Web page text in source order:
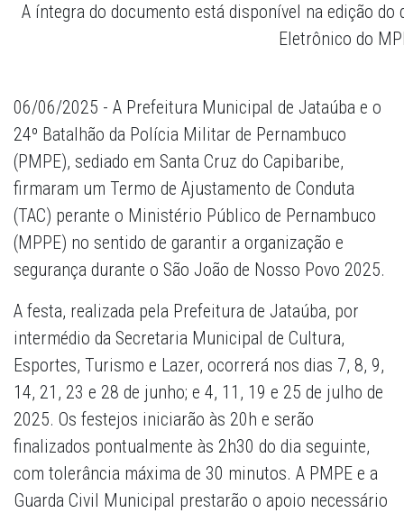
A íntegra do documento está disponível na edição
Eletrônico do
06/06/2025 - A Prefeitura Municipal de Jataúba e o
24º Batalhão da Polícia Militar de Pernambuco
(PMPE), sediado em Santa Cruz do Capibaribe,
firmaram um Termo de Ajustamento de Conduta
(TAC) perante o Ministério Público de Pernambuco
(MPPE) no sentido de garantir a organização e
segurança durante o São João de Nosso Povo 2025.
A festa, realizada pela Prefeitura de Jataúba, por
intermédio da Secretaria Municipal de Cultura,
Esportes, Turismo e Lazer, ocorrerá nos dias 7, 8, 9,
14, 21, 23 e 28 de junho; e 4, 11, 19 e 25 de julho de
2025. Os festejos iniciarão às 20h e serão
finalizados pontualmente às 2h30 do dia seguinte,
com tolerância máxima de 30 minutos. A PMPE e a
Guarda Civil Municipal prestarão o apoio necessário